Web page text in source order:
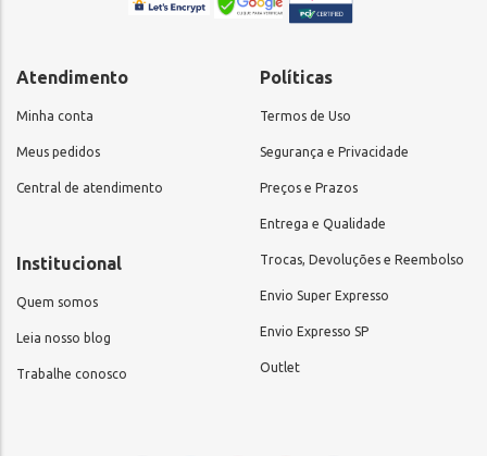
Atendimento
Minha conta
Meus pedidos
Central de atendimento
Institucional
Quem somos
Leia nosso blog
Trabalhe conosco
Políticas
Termos de Uso
Segurança e Privacidade
Preços e Prazos
Entrega e Qualidade
Trocas, Devoluções e Reembolso
Envio Super Expresso
Envio Expresso SP
Outlet